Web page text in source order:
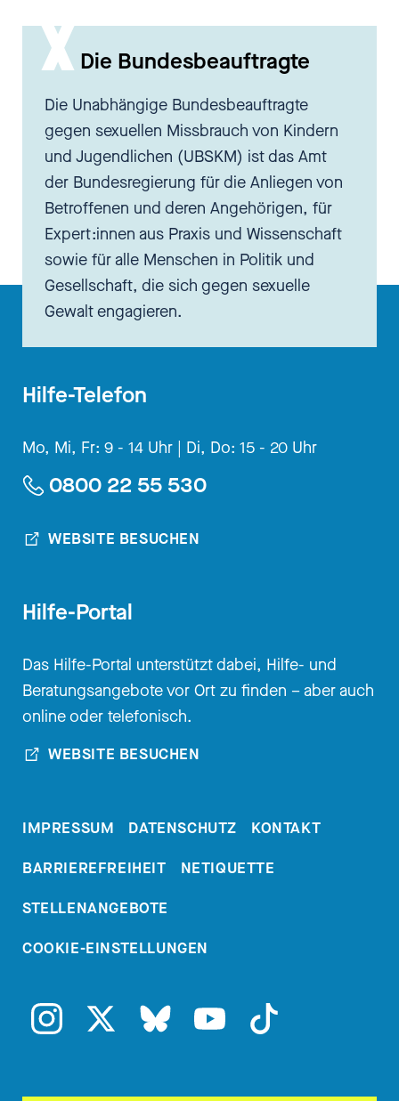
Kinder an der Stelle. Und das
variiert von
Projektunterstützungen,
programmatischer Entwicklung
von dem Präventionsbereich in
dem Feld bis hin zu Angeboten
zu Unterstützungsschutz in
Verfahren, in der Klärung solcher
Fragestellungen und auch in der
langfristigen Unterstützung von
Betroffenen.
Kailouli
Das klingt jetzt so wahnsinnig
so, aber wir sprechen ja von
wollen vor sexueller Gewalt. Wie
vorstellen? Also man kennt sie
Königen Elisa... Wie heißt sie von
Schweden
[00:03:11.760] - Astrid
Silvia.
Kailouli
andere. Aber das wurde ja,
glaube ich, von ihr so ins Leben
Die Bundesbeauftragte
Die Unabhängige Bundesbeauftragte
gegen sexuellen Missbrauch von Kindern
und Jugendlichen (UBSKM) ist das Amt
der Bundesregierung für die Anliegen von
Betroffenen und deren Angehörigen, für
Expert:innen aus Praxis und Wissenschaft
sowie für alle Menschen in Politik und
Gesellschaft, die sich gegen sexuelle
Gewalt engagieren.
Hilfe-Telefon
Mo, Mi, Fr: 9 - 14 Uhr | Di, Do: 15 - 20 Uhr
0800 22 55 530
WEBSITE BESUCHEN
Hilfe-Portal
Das Hilfe-Portal unterstützt dabei, Hilfe- und
Beratungsangebote vor Ort zu finden – aber auch
online oder telefonisch.
WEBSITE BESUCHEN
IMPRESSUM DATENSCHUTZ
KONTAKT
BARRIEREFREIHEIT
NETIQUETTE
STELLENANGEBOTE
COOKIE-EINSTELLUNGEN